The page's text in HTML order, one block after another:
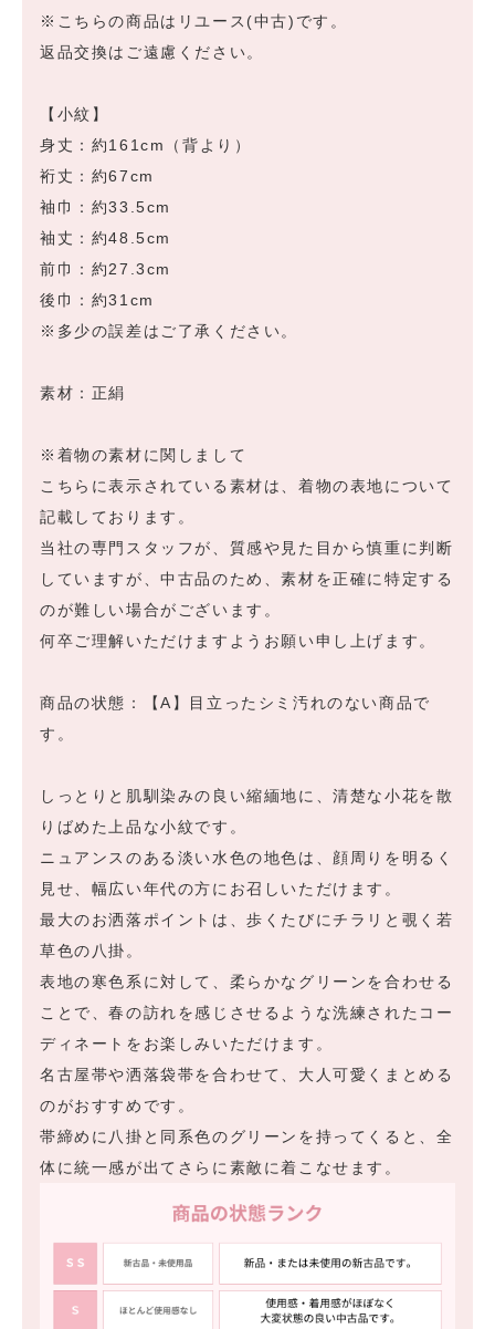
※こちらの商品はリユース(中古)です。
返品交換はご遠慮ください。
【小紋】
身丈：約161cm（背より）
裄丈：約67cm
袖巾：約33.5cm
袖丈：約48.5cm
前巾：約27.3cm
後巾：約31cm
※多少の誤差はご了承ください。
素材：正絹
※着物の素材に関しまして
こちらに表示されている素材は、着物の表地について
記載しております。
当社の専門スタッフが、質感や見た目から慎重に判断
していますが、中古品のため、素材を正確に特定する
のが難しい場合がございます。
何卒ご理解いただけますようお願い申し上げます。
商品の状態：【A】目立ったシミ汚れのない商品で
す。
しっとりと肌馴染みの良い縮緬地に、清楚な小花を散
りばめた上品な小紋です。
ニュアンスのある淡い水色の地色は、顔周りを明るく
見せ、幅広い年代の方にお召しいただけます。
最大のお洒落ポイントは、歩くたびにチラリと覗く若
草色の八掛。
表地の寒色系に対して、柔らかなグリーンを合わせる
ことで、春の訪れを感じさせるような洗練されたコー
ディネートをお楽しみいただけます。
名古屋帯や洒落袋帯を合わせて、大人可愛くまとめる
のがおすすめです。
帯締めに八掛と同系色のグリーンを持ってくると、全
体に統一感が出てさらに素敵に着こなせます。